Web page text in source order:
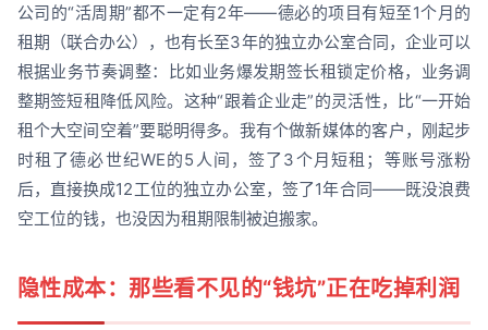
公司的“活周期”都不一定有2年——德必的项目有短至1个月的
租期（联合办公），也有长至3年的独立办公室合同，企业可以
根据业务节奏调整：比如业务爆发期签长租锁定价格，业务调
整期签短租降低风险。这种“跟着企业走”的灵活性，比“一开始
租个大空间空着”要聪明得多。我有个做新媒体的客户，刚起步
时租了德必世纪WE的5人间，签了3个月短租；等账号涨粉
后，直接换成12工位的独立办公室，签了1年合同——既没浪费
空工位的钱，也没因为租期限制被迫搬家。
隐性成本：那些看不见的“钱坑”正在吃掉利润